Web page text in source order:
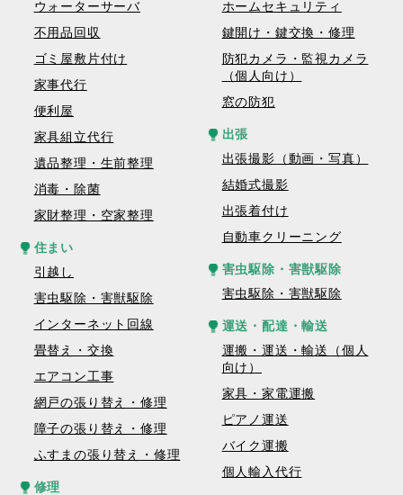
ウォーターサーバ
不用品回収
ゴミ屋敷片付け
家事代行
便利屋
家具組立代行
遺品整理・生前整理
消毒・除菌
家財整理・空家整理
住まい
引越し
害虫駆除・害獣駆除
インターネット回線
畳替え・交換
エアコン工事
網戸の張り替え・修理
障子の張り替え・修理
ふすまの張り替え・修理
修理
ホームセキュリティ
鍵開け・鍵交換・修理
防犯カメラ・監視カメラ
（個人向け）
窓の防犯
出張
出張撮影（動画・写真）
結婚式撮影
出張着付け
自動車クリーニング
害虫駆除・害獣駆除
害虫駆除・害獣駆除
運送・配達・輸送
運搬・運送・輸送（個人
向け）
家具・家電運搬
ピアノ運送
バイク運搬
個人輸入代行